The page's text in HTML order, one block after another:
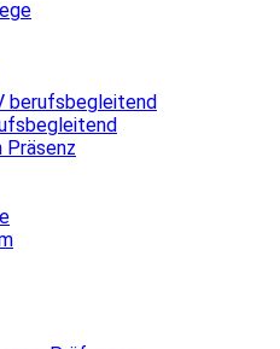
berufsbegleitend
Präsenz